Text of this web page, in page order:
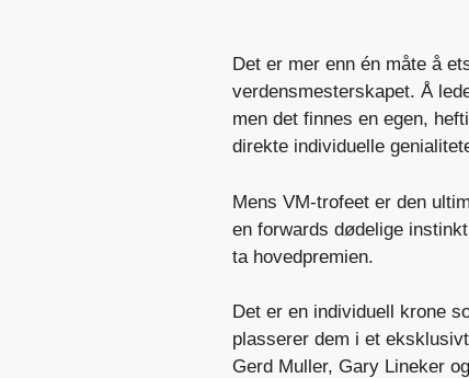
Det er mer enn én måte å
verdensmesterskapet. Å
men det finnes en egen,
direkte individuelle
Mens VM-trofeet er den
en forwards dødelige
ta hovedpremien.
Det er en individuell krone
plasserer dem i et
Gerd Muller, Gary Lineker